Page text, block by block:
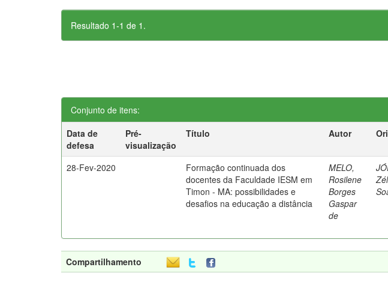
Resultado 1-1 de 1.
Conjunto de itens:
Data de
defesa
Pré-
visualização
Título Autor
28-Fev-2020
Formação continuada dos
docentes da Faculdade IESM em
Timon - MA: possibilidades e
desafios na educação a distância
MELO,
Rosilene
Borges
Gaspar
de
Compartilhamento